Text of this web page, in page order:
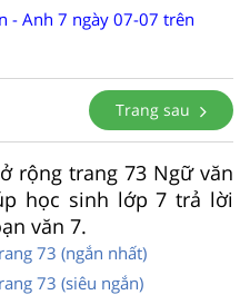
- Anh 7 ngày 07-07 trên
Trang sau
rộng trang 73 Ngữ văn
học sinh lớp 7 trả lời
văn 7.
73 (ngắn nhất)
73 (siêu ngắn)